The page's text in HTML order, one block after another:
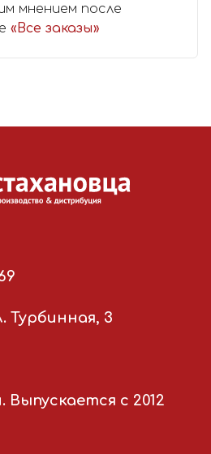
мнением после
«Все заказы»
Турбинная, 3
Выпускается с 2012